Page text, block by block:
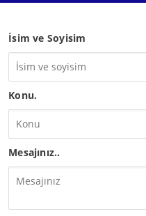
İsim ve Soyisim
Konu.
Mesajınız..